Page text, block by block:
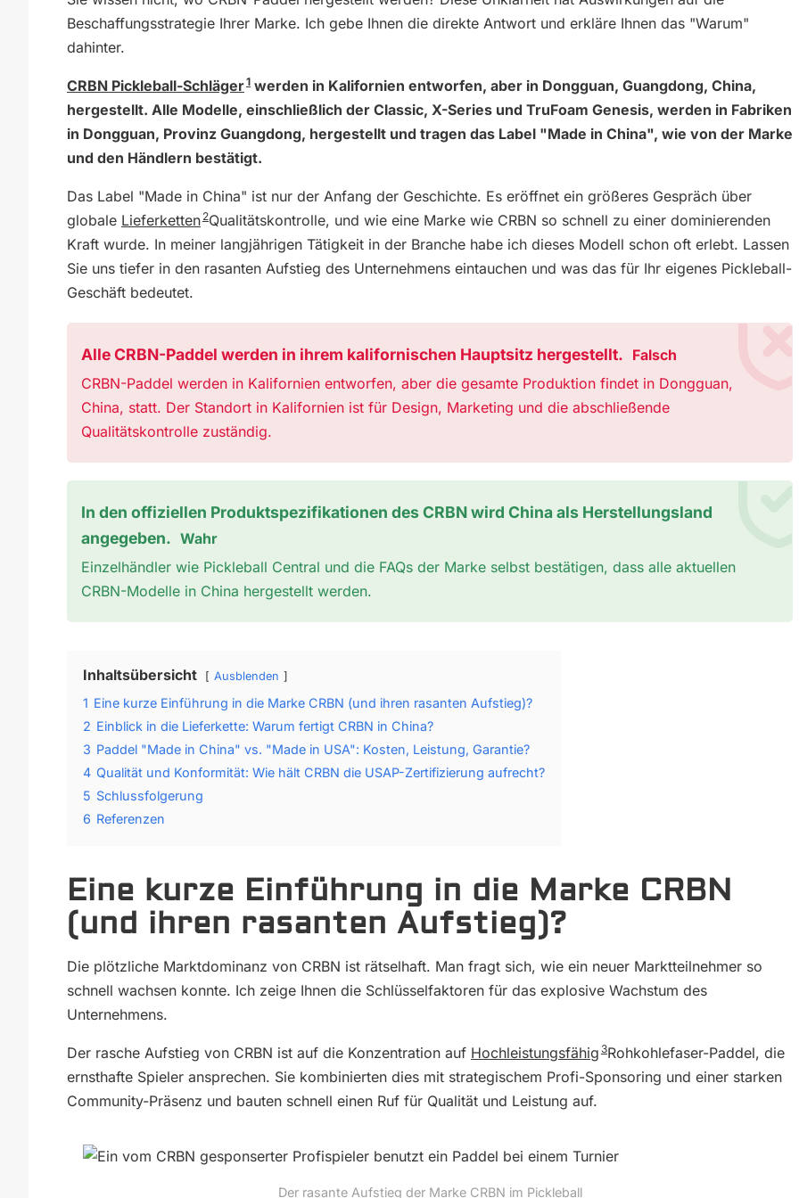
Beschaffungsstrategie Ihrer Marke. Ich gebe Ihnen die direkte Antwort und erkläre Ihnen das "Warum"
dahinter.
CRBN Pickleball-Schläger1werden in Kalifornien entworfen, aber in Dongguan, Guangdong, China,
hergestellt. Alle Modelle, einschließlich der Classic, X-Series und TruFoam Genesis, werden in Fabriken
in Dongguan, Provinz Guangdong, hergestellt und tragen das Label "Made in China", wie von der Marke
und den Händlern bestätigt.
Das Label "Made in China" ist nur der Anfang der Geschichte. Es eröffnet ein größeres Gespräch über
globale Lieferketten 2Qualitätskontrolle, und wie eine Marke wie CRBN so schnell zu einer dominierenden
Kraft wurde. In meiner langjährigen Tätigkeit in der Branche habe ich dieses Modell schon oft erlebt. Lassen
Sie uns tiefer in den rasanten Aufstieg des Unternehmens eintauchen und was das für Ihr eigenes Pickleball-
Geschäft bedeutet.
Alle CRBN-Paddel werden in ihrem kalifornischen Hauptsitz hergestellt. Falsch
CRBN-Paddel werden in Kalifornien entworfen, aber die gesamte Produktion findet in Dongguan,
China, statt. Der Standort in Kalifornien ist für Design, Marketing und die abschließende
Qualitätskontrolle zuständig.
In den offiziellen Produktspezifikationen des CRBN wird China als Herstellungsland
angegeben. Wahr
Einzelhändler wie Pickleball Central und die FAQs der Marke selbst bestätigen, dass alle aktuellen
CRBN-Modelle in China hergestellt werden.
Inhaltsübersicht Ausblenden
1 Eine kurze Einführung in die Marke CRBN (und ihren rasanten Aufstieg)?
2 Einblick in die Lieferkette: Warum fertigt CRBN in China?
3 Paddel "Made in China" vs. "Made in USA": Kosten, Leistung, Garantie?
4 Qualität und Konformität: Wie hält CRBN die USAP-Zertifizierung aufrecht?
5 Schlussfolgerung
6 Referenzen
Eine kurze Einführung in die Marke CRBN
(und ihren rasanten Aufstieg)?
Die plötzliche Marktdominanz von CRBN ist rätselhaft. Man fragt sich, wie ein neuer Marktteilnehmer so
schnell wachsen konnte. Ich zeige Ihnen die Schlüsselfaktoren für das explosive Wachstum des
Unternehmens.
Der rasche Aufstieg von CRBN ist auf die Konzentration auf Hochleistungsfähig 3Rohkohlefaser-Paddel, die
ernsthafte Spieler ansprechen. Sie kombinierten dies mit strategischem Profi-Sponsoring und einer starken
Community-Präsenz und bauten schnell einen Ruf für Qualität und Leistung auf.
Der rasante Aufstieg der Marke CRBN im Pickleball